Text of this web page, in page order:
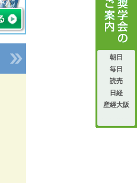
朝日
毎日
読売
日経
産經大阪